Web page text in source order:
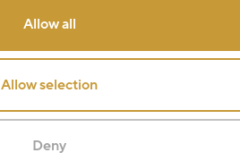
Allow all
Allow selection
Deny